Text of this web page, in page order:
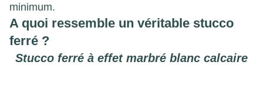
minimum.
A quoi ressemble un véritable stucco
ferré ?
Stucco ferré à effet marbré blanc calcaire